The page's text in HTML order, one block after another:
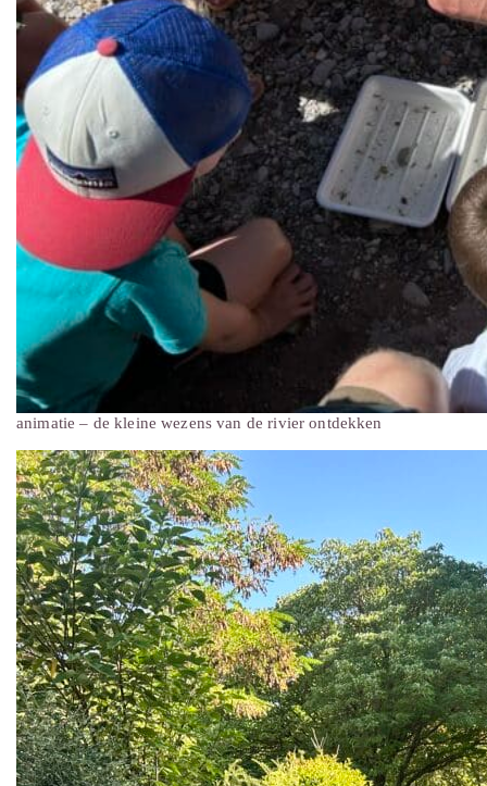
animatie – de kleine wezens van de rivier ontdekken